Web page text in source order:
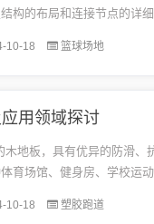
构的布局和连接节点的详
全性，满足各种运动需求。
10-18 篮球场地
用领域探讨
地板，具有优异的防滑、
育场馆、健身房、学校运
体验，确保运动员的安全和
10-18 塑胶跑道